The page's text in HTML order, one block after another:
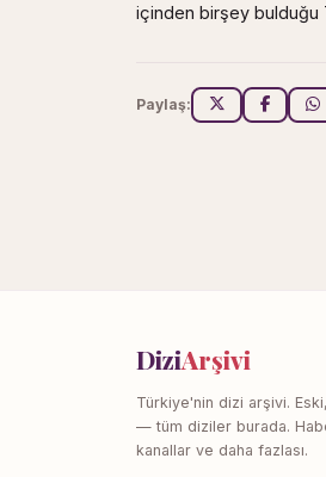
içinden birşey bulduğu
Paylaş:
DiziArşivi
Türkiye'nin dizi arşivi.
— tüm diziler burada.
kanallar ve daha fazlası.